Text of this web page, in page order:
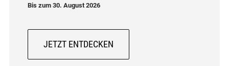
Bis zum 30. August 2026
JETZT ENTDECKEN